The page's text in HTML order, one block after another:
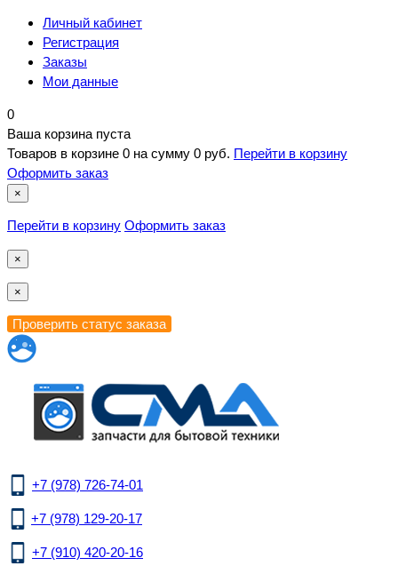
Личный кабинет
Регистрация
Заказы
Мои данные
0
Ваша корзина пуста
Товаров в корзине 0 на сумму 0 руб. Перейти в корзину
Оформить заказ
×
Перейти в корзину Оформить заказ
×
×
+7 (978) 726-74-01
+7 (978) 129-20-17
+7 (910) 420-20-16